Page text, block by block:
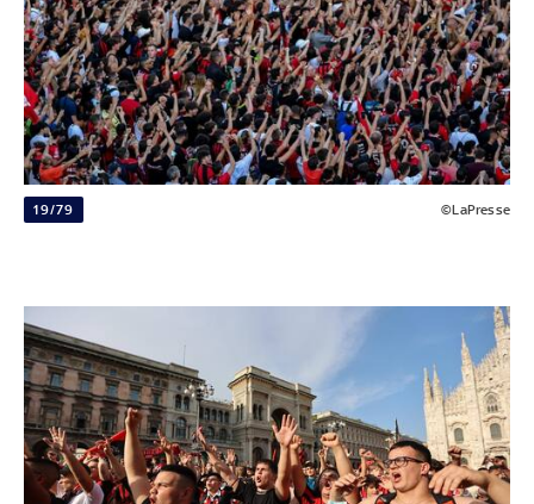
19/79 ©LaPresse